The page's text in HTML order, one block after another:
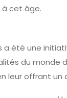
à cet âge.
a été une
du monde
leur offrant un